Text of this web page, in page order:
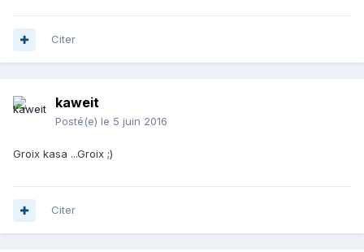
Citer
kaweit
Posté(e) le 5 juin 2016
Groix kasa ...Groix ;)
Citer